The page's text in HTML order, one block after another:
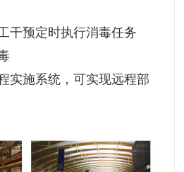
干预定时执行消毒任务
实施系统，可实现远程部